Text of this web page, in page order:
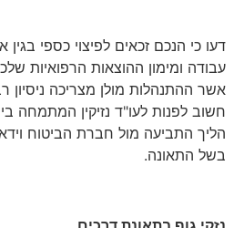
דעו כי הנכם זכאים לפיצוי כספי בגין
עבודה ומימון ההוצאות הרפואיות
אשר ההתנהלות מולן מצריכה
חשוב לפנות לעו"ד נזיקין המתמחה
הליך התביעה מול חברת הביטוח
בשל התאונה.